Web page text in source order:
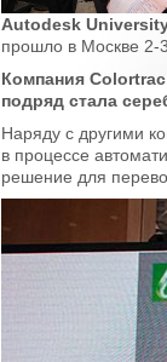
Autodesk
прошло в Москве 2-
Компания Colortrac
подряд стала
Наряду с другими
в процессе
решение для